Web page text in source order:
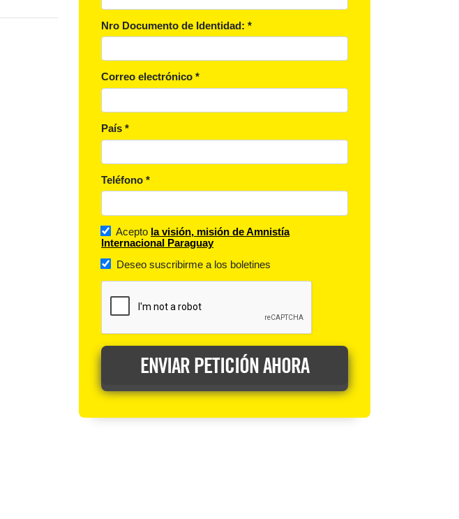
Nro Documento de Identidad: *
Correo electrónico *
País *
Teléfono *
Acepto la visión, misión de Amnistía
Internacional Paraguay
Deseo suscribirme a los boletines